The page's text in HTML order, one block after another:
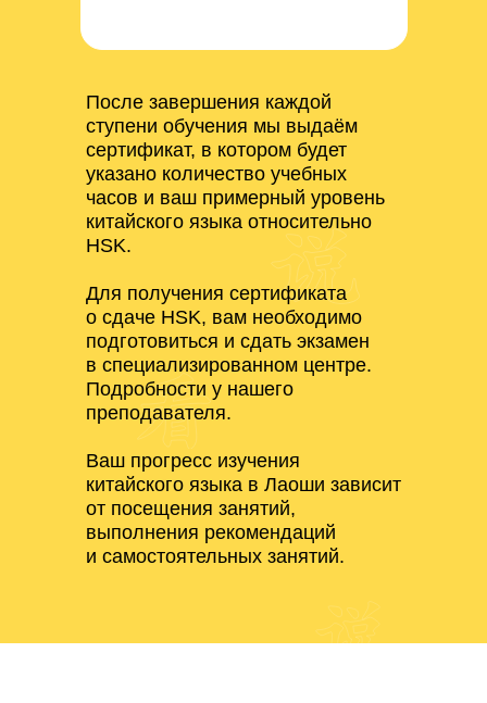
После завершения каждой
ступени обучения мы выдаём
сертификат, в котором будет
указано количество учебных
часов и ваш примерный уровень
китайского языка относительно
HSK.
Для получения сертификата
о сдаче HSK, вам необходимо
подготовиться и сдать экзамен
в специализированном центре.
Подробности у нашего
преподавателя.
Ваш прогресс изучения
китайского языка в Лаоши зависит
от посещения занятий,
выполнения рекомендаций
и самостоятельных занятий.
мы перезвоним вам
и расскажем подробности